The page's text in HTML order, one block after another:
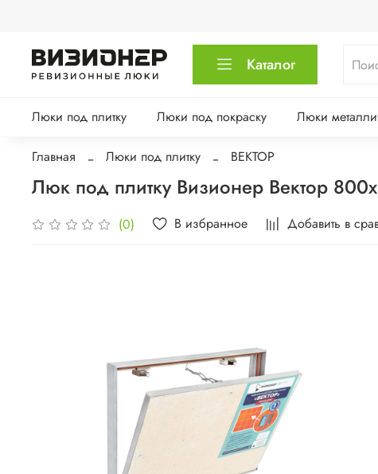
Каталог
Люки под плитку Люки под покраску Люки
Главная Люки под плитку ВЕКТОР
Люк под плитку Визионер Вектор
(0) В избранное Добавить в